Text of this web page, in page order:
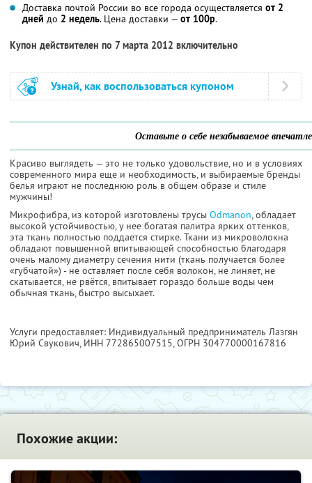
Доставка почтой России во все города осуществляется от 2
дней до 2 недель. Цена доставки — от 100р.
Купон действителен по 7 марта 2012 включительно
Узнай, как воспользоваться купоном
Оставьте о себе незабываемое
Красиво выглядеть — это не только удовольствие, но и в условиях
современного мира еще и необходимость, и выбираемые бренды
белья играют не последнюю роль в общем образе и стиле
мужчины!
Микрофибра, из которой изготовлены трусы Odmanon, обладает
высокой устойчивостью, у нее богатая палитра ярких оттенков,
эта ткань полностью поддается стирке. Ткани из микроволокна
обладают повышенной впитывающей способностью благодаря
очень малому диаметру сечения нити (ткань получается более
«губчатой») - не оставляет после себя волокон, не линяет, не
скатывается, не рвётся, впитывает гораздо больше воды чем
обычная ткань, быстро высыхает.
Услуги предоставляет: Индивидуальный предприниматель Лазгян
Юрий Свукович, ИНН 772865007515, ОГРН 304770000167816
Похожие акции: